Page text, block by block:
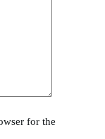
for the